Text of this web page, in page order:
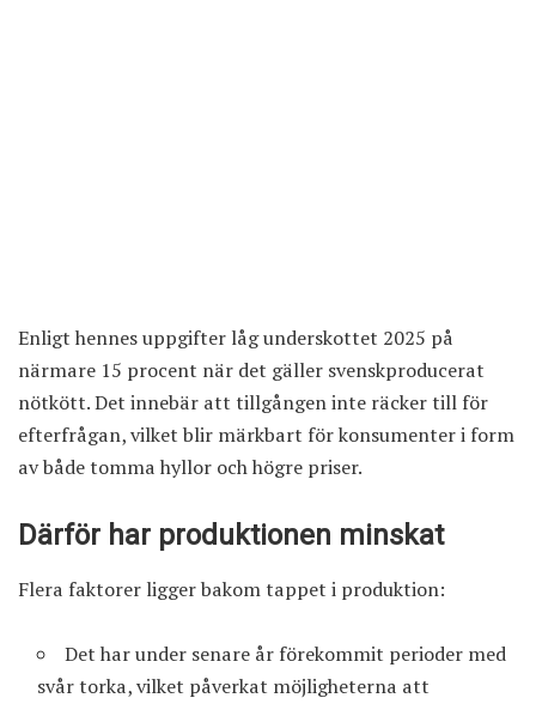
Enligt hennes uppgifter låg underskottet 2025 på
närmare 15 procent när det gäller svenskproducerat
nötkött. Det innebär att tillgången inte räcker till för
efterfrågan, vilket blir märkbart för konsumenter i form
av både tomma hyllor och högre priser.
Därför har produktionen minskat
Flera faktorer ligger bakom tappet i produktion:
Det har under senare år förekommit perioder med
svår torka, vilket påverkat möjligheterna att